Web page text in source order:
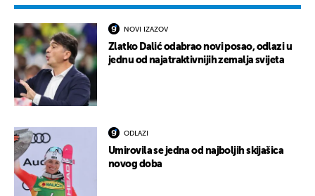
NOVI IZAZOV
Zlatko Dalić odabrao novi posao, odlazi u
jednu od najatraktivnijih zemalja svijeta
ODLAZI
Umirovila se jedna od najboljih skijašica
novog doba